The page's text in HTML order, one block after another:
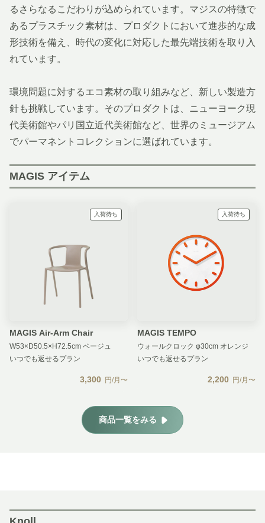
るさらなるこだわりが込められています。マジスの特徴で
あるプラスチック素材は、プロダクトにおいて進歩的な成
形技術を備え、時代の変化に対応した最先端技術を取り入
れています。
環境問題に対するエコ素材の取り組みなど、新しい製造方
針も挑戦しています。そのプロダクトは、ニューヨーク現
代美術館やパリ国立近代美術館など、世界のミュージアム
でパーマネントコレクションに選ばれています。
MAGIS アイテム
入荷待ち
MAGIS Air-Arm Chair
W53×D50.5×H72.5cm ベージュ
いつでも返せるプラン
3,300 円/月〜
入荷待ち
MAGIS TEMPO
ウォールクロック φ30cm オレンジ
いつでも返せるプラン
2,200 円/月〜
商品一覧をみる